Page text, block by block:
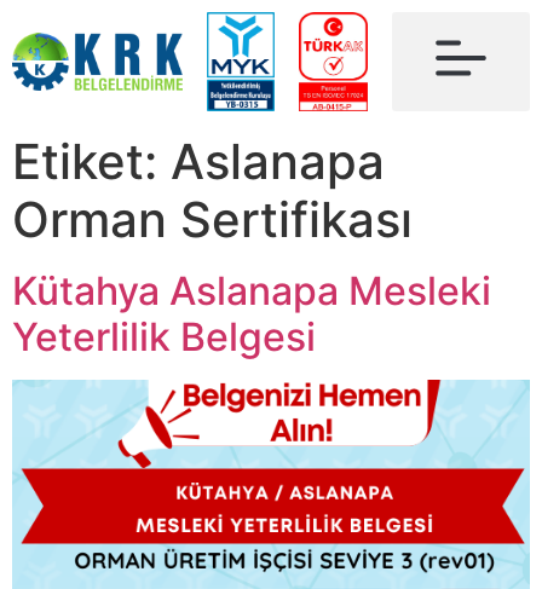
Etiket: Aslanapa
Orman Sertifikası
Kütahya Aslanapa Mesleki
Yeterlilik Belgesi